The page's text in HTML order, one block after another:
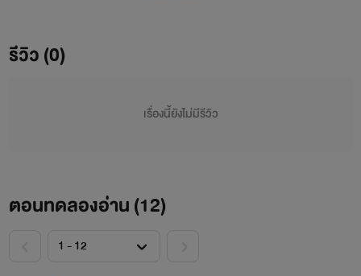
ไรท์) 2.FRIEND GUY รักซับซ้อน (กำลังรีไรท์) 3.EX GUY รัก
แฟนเก่า(กำลังรีไรท์) 4.BAD GUY รักผู้ชายเลว 5.SECRET GUY
แรง 8.PAST GUY รักต้องห้าม 9.BROTHER GUY รักพี่ชาย
รีวิว (0)
เรื่องนี้ยังไม่มีรีวิว
ตอนทดลองอ่าน (12)